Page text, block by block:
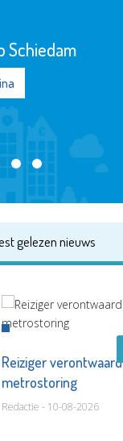
Schiedam
gelezen nieuws
Reiziger
metrostoring
Redactie - 10-08-2026